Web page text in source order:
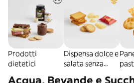
Prodotti
dietetici
Dispensa dolce e
salata senza
Acqua, Bevande e